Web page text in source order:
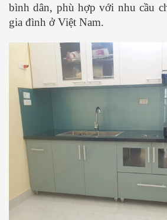
bình dân, phù hợp với nhu cầu
gia đình ở Việt Nam.